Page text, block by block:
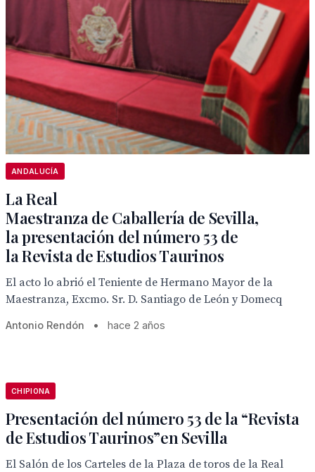
ANDALUCÍA
La Real
Maestranza de Caballería de Sevilla,
la presentación del número 53 de
la Revista de Estudios Taurinos
El acto lo abrió el Teniente de Hermano Mayor de la
Maestranza, Excmo. Sr. D. Santiago de León y Domecq
Antonio Rendón • hace 2 años
CHIPIONA
Presentación del número 53 de la “Revista
de Estudios Taurinos”en Sevilla
El Salón de los Carteles de la Plaza de toros de la Real